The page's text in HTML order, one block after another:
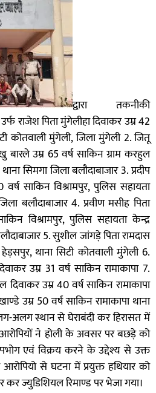
द्वारा तकनीकी
राजेश पिता मुंगेलीहा दिवाकर उम्र 42
कोतवाली मुंगेली, जिला मुंगेली 2. जितू
बारले उम्र 65 वर्ष साकिन ग्राम करहुल
सिमगा जिला बलौदाबाजार 3. प्रदीप
साकिन विश्रामपुर, पुलिस सहायता
बलौदाबाजार 4. प्रवीण मसीह पिता
विश्रामपुर, पुलिस सहायता केन्द्र
5. सुशील जांगड़े पिता रामदास
थाना सिटी कोतवाली मुंगेली 6.
उम्र 31 वर्ष साकिन रामाकापा 7.
दिवाकर उम्र 40 वर्ष साकिन रामाकापा
उम्र 50 वर्ष साकिन रामाकापा थाना
अलग स्थान से घेराबंदी कर हिरासत में
ने होली के अवसर पर बछड़े को
एवं विक्रय करने के उद्देश्य से उक्त
से घटना में प्रयुक्त हथियार को
कर ज्युडिशियल रिमाण्ड पर भेजा गया।